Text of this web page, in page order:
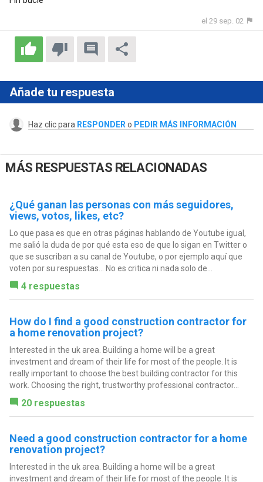
el 29 sep. 02
Añade tu respuesta
Haz clic para RESPONDER o PEDIR MÁS INFORMACIÓN
MÁS RESPUESTAS RELACIONADAS
¿Qué ganan las personas con más seguidores,
views, votos, likes, etc?
Lo que pasa es que en otras páginas hablando de Youtube igual,
me salió la duda de por qué esta eso de que lo sigan en Twitter o
que se suscriban a su canal de Youtube, o por ejemplo aquí que
voten por su respuestas... No es critica ni nada solo de...
4 respuestas
How do I find a good construction contractor for
a home renovation project?
Interested in the uk area. Building a home will be a great
investment and dream of their life for most of the people. It is
really important to choose the best building contractor for this
work. Choosing the right, trustworthy professional contractor...
20 respuestas
Need a good construction contractor for a home
renovation project?
Interested in the uk area. Building a home will be a great
investment and dream of their life for most of the people. It is